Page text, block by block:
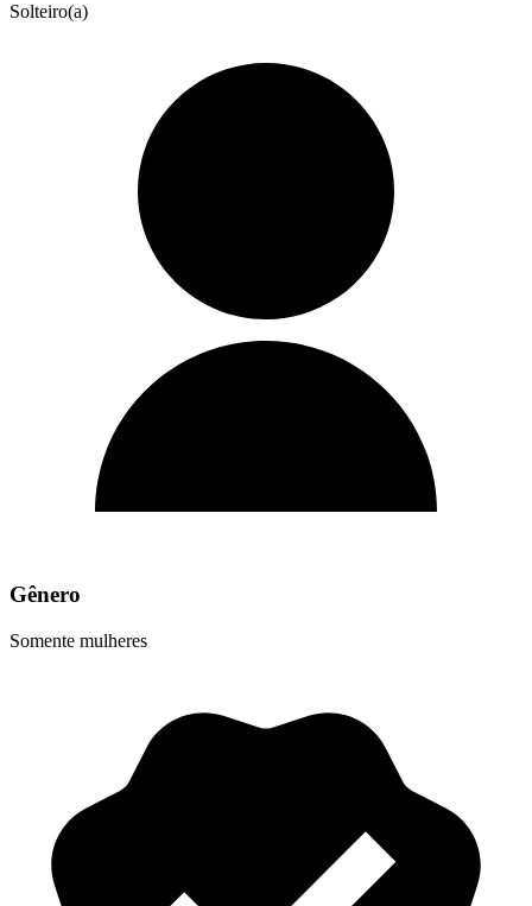
Solteiro(a)
Gênero
Somente mulheres